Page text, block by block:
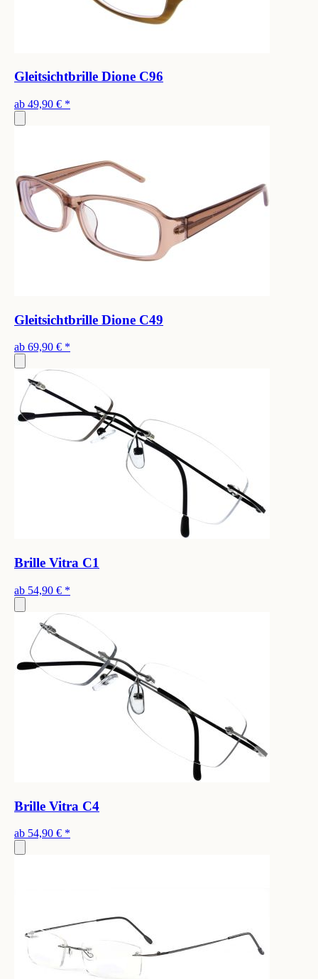
Gleitsichtbrille Dione C96
ab 49,90 € *
Gleitsichtbrille Dione C49
ab 69,90 € *
Brille Vitra C1
ab 54,90 € *
Brille Vitra C4
ab 54,90 € *